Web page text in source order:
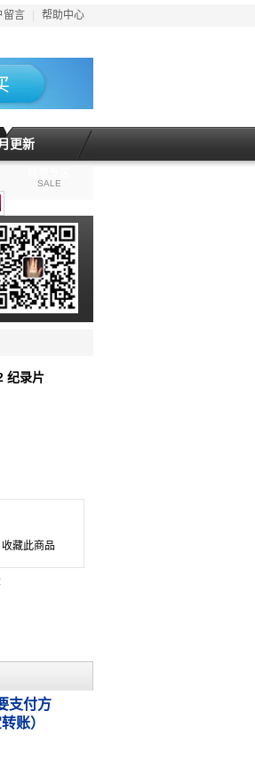
留言 帮助中心
更新
SALE
纪录片
收藏此商品
支付方
账）